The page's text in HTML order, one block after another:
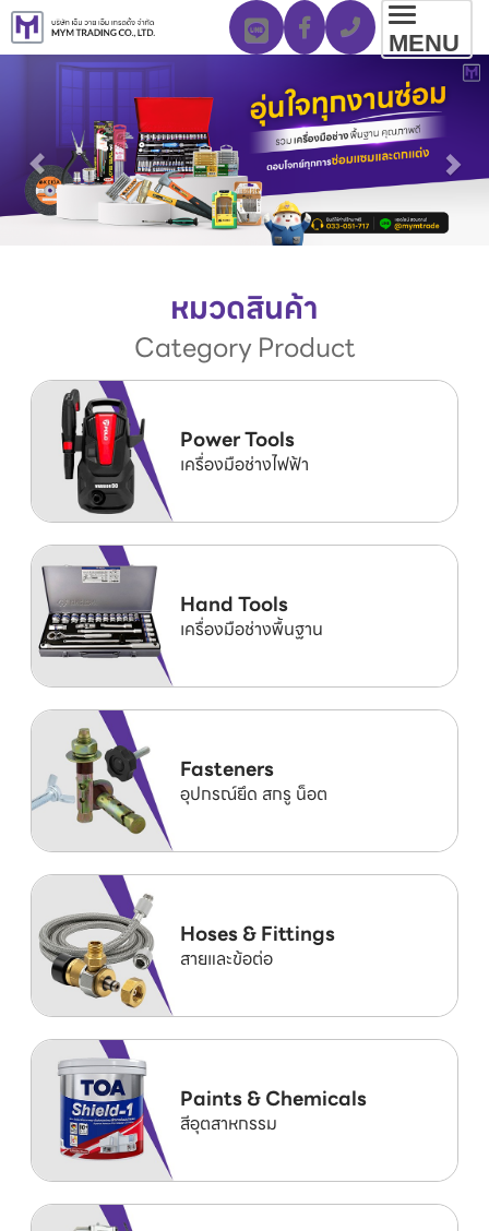
MENU
หมวดสินค้า
Category Product
Power Tools
เครื่องมือช่างไฟฟ้า
Hand Tools
เครื่องมือช่างพื้นฐาน
Fasteners
อุปกรณ์ยึด สกรู น็อต
Hoses & Fittings
สายและข้อต่อ
Paints & Chemicals
สีอุตสาหกรรม